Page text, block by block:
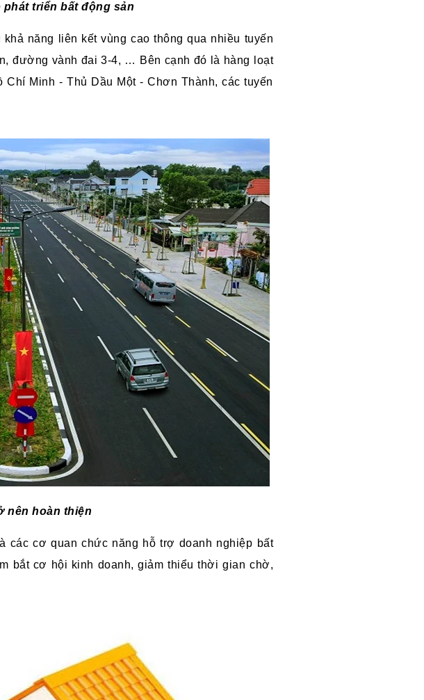
triển bất động sản
năng liên kết vùng cao thông qua nhiều tuyến
đường vành đai 3-4, … Bên cạnh đó là hàng loạt
Minh - Thủ Dầu Một - Chơn Thành, các tuyến
nên hoàn thiện
các cơ quan chức năng hỗ trợ doanh nghiệp bất
bắt cơ hội kinh doanh, giảm thiểu thời gian chờ,